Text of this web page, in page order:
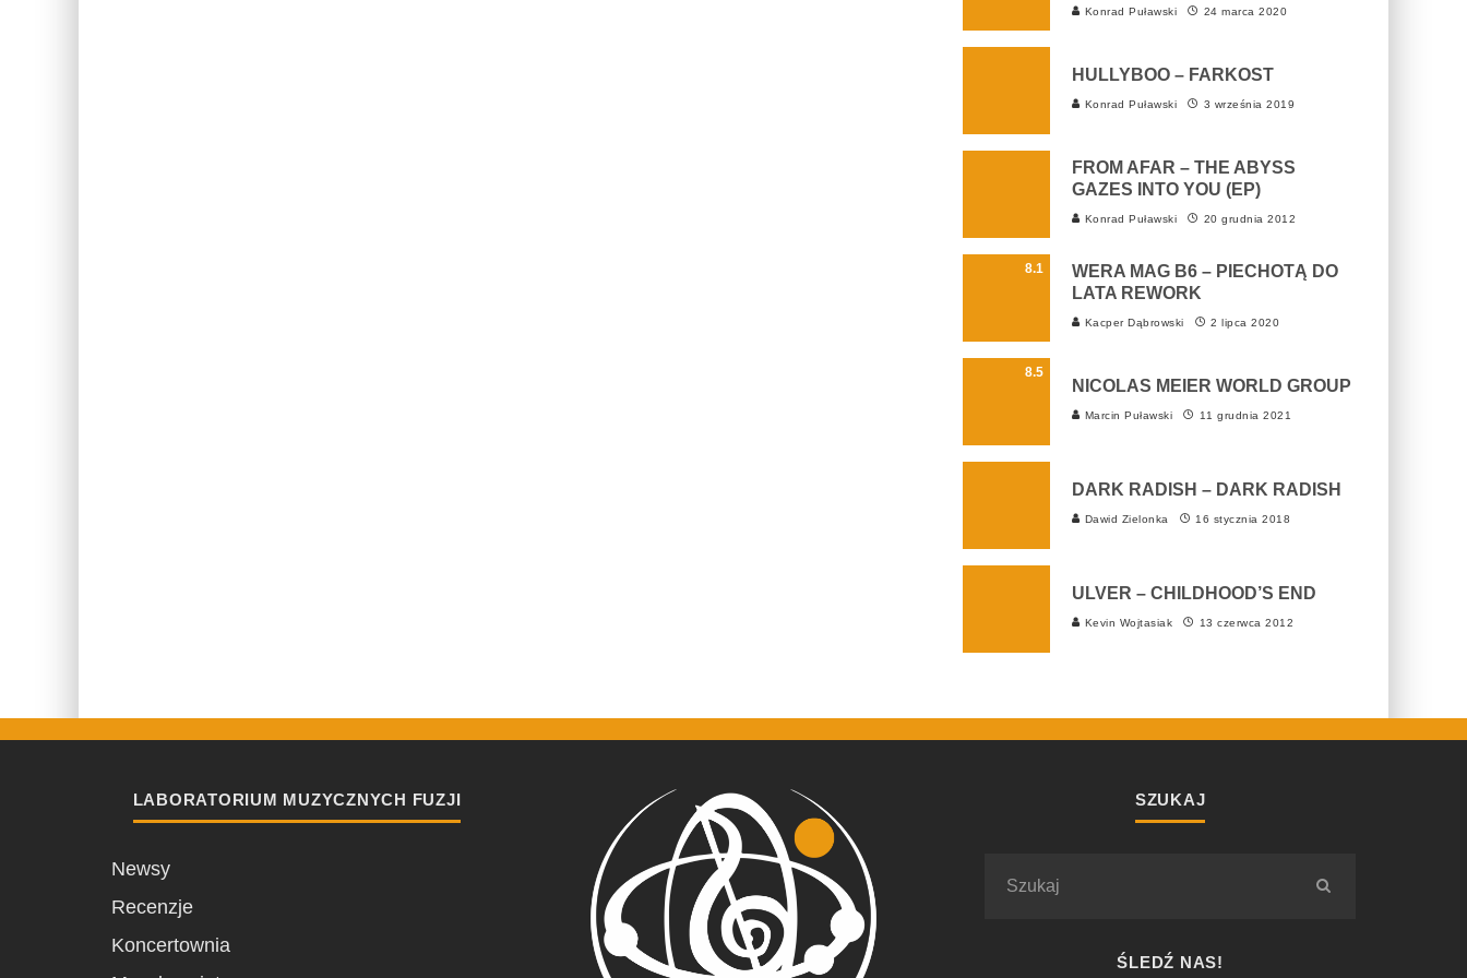
Konrad Puławski 24 marca 2020
HULLYBOO – FARKOST
Konrad Puławski 3 września 2019
FROM AFAR – THE ABYSS
GAZES INTO YOU (EP)
Konrad Puławski 20 grudnia 2012
8.1
WERA MAG B6 – PIECHOTĄ DO
LATA REWORK
Kacper Dąbrowski 2 lipca 2020
8.5
NICOLAS MEIER WORLD GROUP
Marcin Puławski 11 grudnia 2021
DARK RADISH – DARK RADISH
Dawid Zielonka 16 stycznia 2018
ULVER – CHILDHOOD’S END
Kevin Wojtasiak 13 czerwca 2012
LABORATORIUM MUZYCZNYCH FUZJI
Newsy
Recenzje
Koncertownia
SZUKAJ
ŚLEDŹ NAS!